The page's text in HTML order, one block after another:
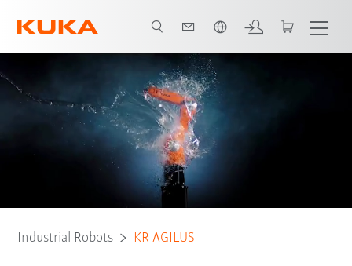
Avantaje Versiuni robot Robot Types Applications
Industrial Robots KR AGILUS